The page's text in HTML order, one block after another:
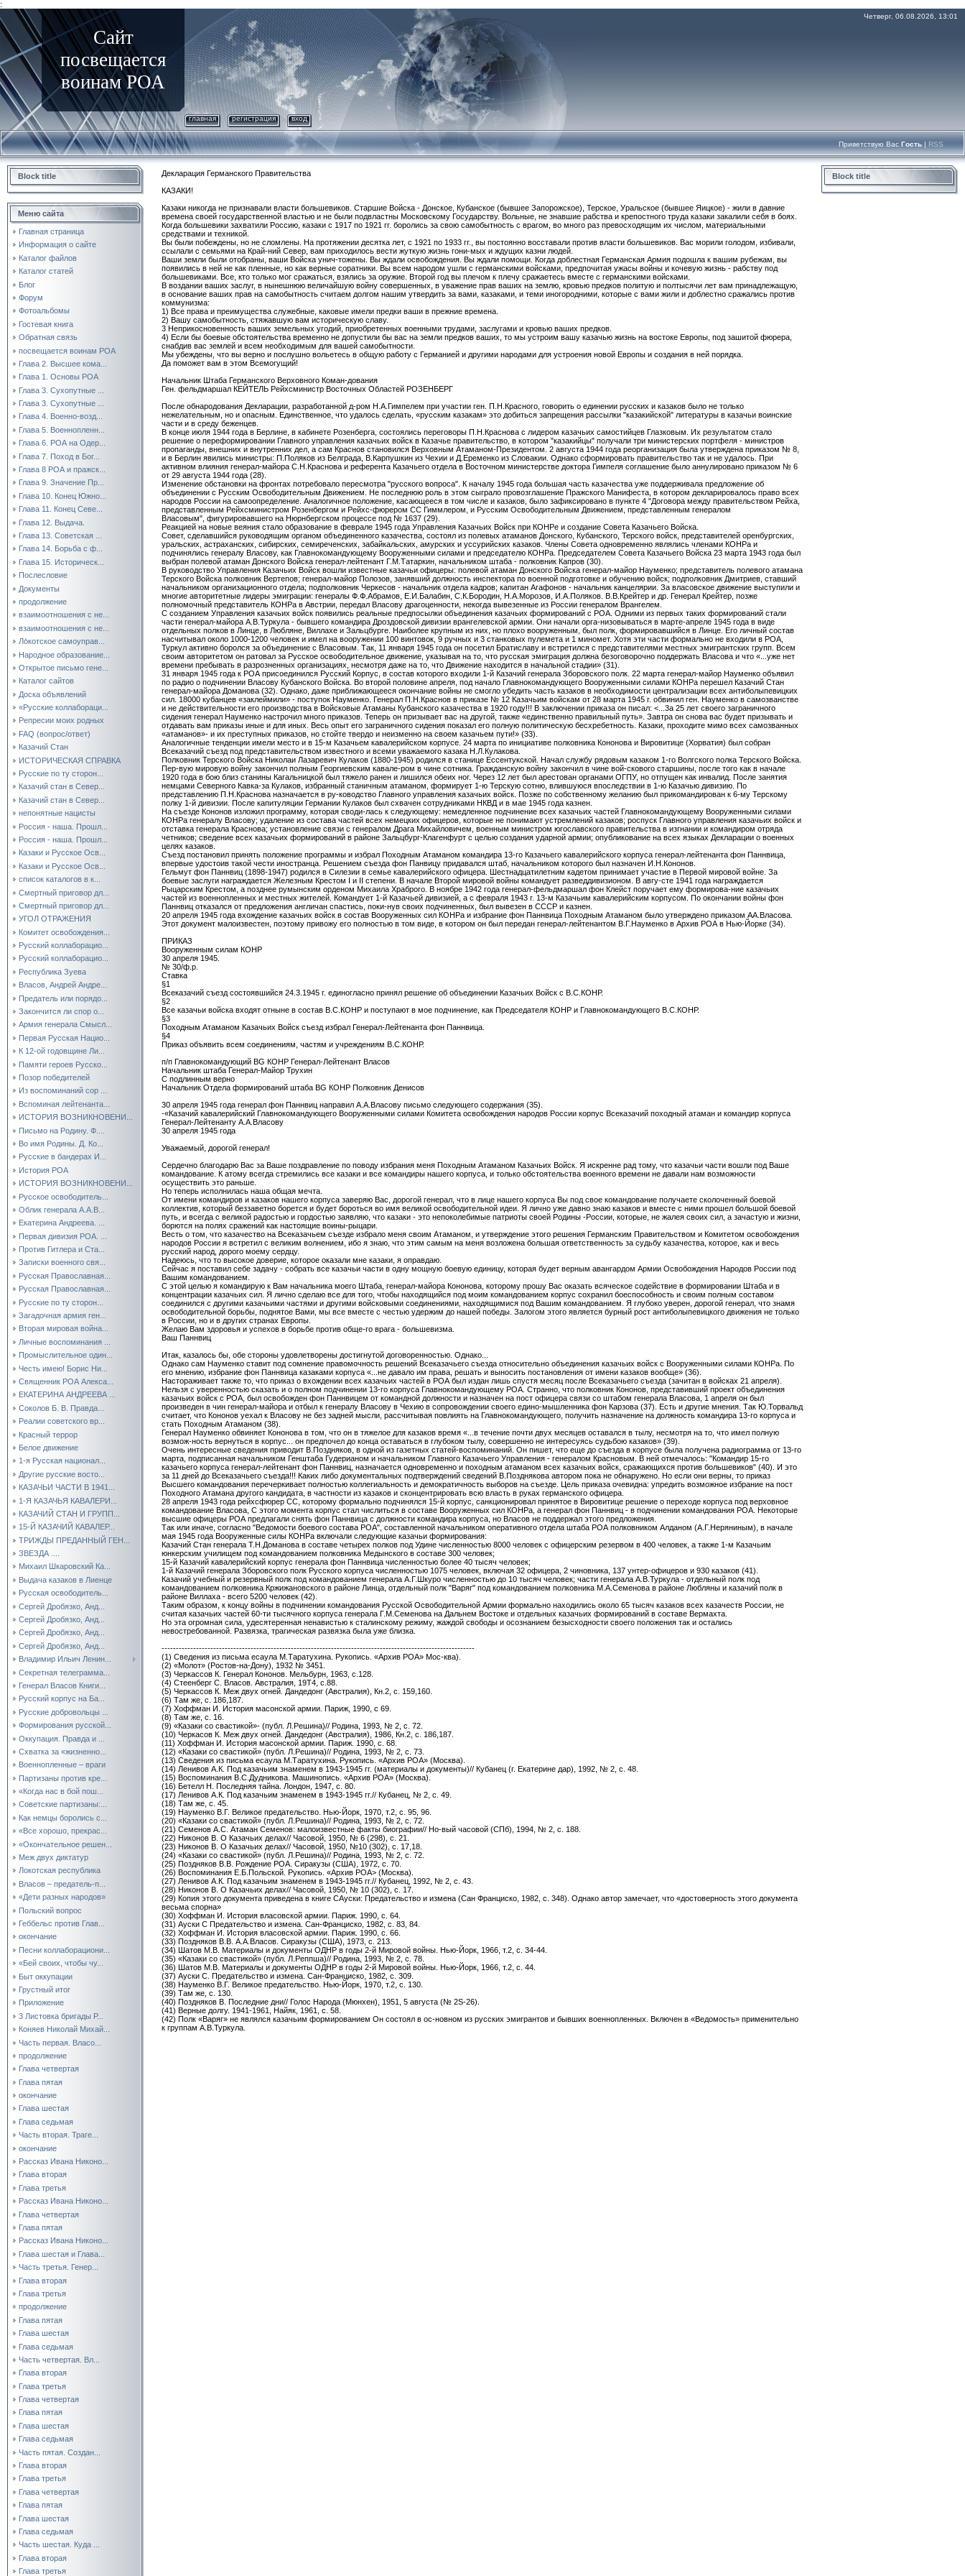
:
Сайт
посвещается
воинам РОА
Четверг, 06.08.2026, 13:01
главная регистрация вход
Приветствую Вас Гость | RSS
Block title
Меню сайта
Главная страница
Информация о сайте
Каталог файлов
Каталог статей
Блог
Форум
Фотоальбомы
Гостевая книга
Обратная связь
посвещается воинам РОА
Глава 2. Высшее кома...
Глава 1. Основы РОА
Глава 3. Сухопутные ...
Глава 3. Сухопутные ...
Глава 4. Военно-возд...
Глава 5. Военнопленн...
Глава 6. РОА на Одер...
Глава 7. Поход в Бог...
Глава 8 РОА и пражск...
Глава 9. Значение Пр...
Глава 10. Конец Южно...
Глава 11. Конец Севе...
Глава 12. Выдача.
Глава 13. Советская ...
Глава 14. Борьба с ф...
Глава 15. Историческ...
Послесловие
Документы
продолжение
взаимоотношения с не...
взаимоотношения с не...
Ло́котское самоуправ...
Народное образование...
Открытое письмо гене...
Каталог сайтов
Доска объявлений
«Русские коллабораци...
Репресии моих родных
FAQ (вопрос/ответ)
Казачий Стан
ИСТОРИЧЕСКАЯ СПРАВКА
Русские по ту сторон...
Казачий стан в Север...
Казачий стан в Север...
непонятные нацисты
Россия - наша. Прошл...
Россия - наша. Прошл...
Казаки и Русское Осв...
Казаки и Русское Осв...
список каталогов в к...
Смертный приговор дл...
Смертный приговор дл...
УГОЛ ОТРАЖЕНИЯ
Комитет освобождения...
Русский коллаборацио...
Русский коллаборацио...
Республика Зуева
Власов, Андрей Андре...
Предатель или порядо...
Закончится ли спор о...
Армия генерала Смысл...
Первая Русская Нацио...
К 12-ой годовщине Ли...
Памяти героев Русско...
Позор победителей
Из воспоминаний сор ...
Вспоминая лейтенанта...
ИСТОРИЯ ВОЗНИКНОВЕНИ...
Письмо на Родину. Ф....
Во имя Родины. Д. Ко...
Русские в бандерах И...
История РОА
ИСТОРИЯ ВОЗНИКНОВЕНИ...
Русское освободитель...
Облик генерала А.А.В...
Екатерина Андреева. ...
Первая дивизия РОА. ...
Против Гитлера и Ста...
Записки военного свя...
Русская Православная...
Русская Православная...
Русские по ту сторон...
Загадочная армия ген...
Вторая мировая война...
Личные воспоминания ...
Промыслительное один...
Честь имею! Борис Ни...
Священник РОА Алекса...
ЕКАТЕРИНА АНДРЕЕВА ...
Соколов Б. В. Правда...
Реалии советского вр...
Красный террор
Белое движение
1-я Русская национал...
Другие русские восто...
КАЗАЧЬИ ЧАСТИ В 1941...
1-Я КАЗАЧЬЯ КАВАЛЕРИ...
КАЗАЧИЙ СТАН И ГРУПП...
15-Й КАЗАЧИЙ КАВАЛЕР...
ТРИЖДЫ ПРЕДАННЫЙ ГЕН...
ЗВЕЗДА ....
Михаил Шкаровский Ка...
Выдача казаков в Лиенце
Русская освободитель...
Сергей Дробязко, Анд...
Сергей Дробязко, Анд...
Сергей Дробязко, Анд...
Сергей Дробязко, Анд...
Владимир Ильич Ленин...
Секретная телеграмма...
Генерал Власов Книги...
Русский корпус на Ба...
Русские добровольцы ...
Формирования русской...
Оккупация. Правда и ...
Схватка за «жизненно...
Военнопленные – враги
Партизаны против кре...
«Когда нас в бой пош...
Советские партизаны:...
Как немцы боролись с...
«Все хорошо, прекрас...
«Окончательное решен...
Меж двух диктатур
Локотская республика
Власов – предатель-п...
«Дети разных народов»
Польский вопрос
Геббельс против Глав...
окончание
Песни коллаборациони...
«Бей своих, чтобы чу...
Быт оккупации
Грустный итог
Приложение
3 Листовка бригады Р...
Коняев Николай Михай...
Часть первая. Власо...
продолжение
Глава четвертая
Глава пятая
окончание
Глава шестая
Глава седьмая
Часть вторая. Траге...
окончание
Рассказ Ивана Никоно...
Глава вторая
Глава третья
Рассказ Ивана Никоно...
Глава четвертая
Глава пятая
Рассказ Ивана Никоно...
Глава шестая и Глава...
Часть третья. Генер...
Глава вторая
Глава третья
продолжение
Глава пятая
Глава шестая
Глава седьмая
Часть четвертая. Вл...
Глава вторая
Глава третья
Глава четвертая
Глава пятая
Глава шестая
Глава седьмая
Часть пятая. Создан...
Глава вторая
Глава третья
Глава четвертая
Глава пятая
Глава шестая
Глава седьмая
Часть шестая. Куда ...
Глава вторая
Глава третья
Декларация Германского Правительства
КАЗАКИ!
Казаки никогда не признавали власти большевиков. Старшие Войска - Донское, Кубанское (бывшее Запорожское), Терское, Уральское (бывшее Яицкое) - жили в давние
времена своей государственной властью и не были подвластны Московскому Государству. Вольные, не знавшие рабства и крепостного труда казаки закалили себя в боях.
Когда большевики захватили Россию, казаки с 1917 по 1921 гг. боролись за свою самобытность с врагом, во много раз превосходящим их числом, материальными
средствами и техникой.
Вы были побеждены, но не сломлены. На протяжении десятка лет, с 1921 по 1933 гг., вы постоянно восставали против власти большевиков. Вас морили голодом, избивали,
ссылали с семьями на Край-ний Север, вам приходилось вести жуткую жизнь гони-мых и ждущих казни людей.
Ваши земли были отобраны, ваши Войска унич-тожены. Вы ждали освобождения. Вы ждали помощи. Когда доблестная Германская Армия подошла к вашим рубежам, вы
появились в ней не как пленные, но как верные соратники. Вы всем народом ушли с германскими войсками, предпочитая ужасы войны и кочевую жизнь - рабству под
большевиками. Все, кто только мог сражаться, взялись за оружие. Второй год вы плечом к плечу сражаетесь вместе с германскими войсками.
В воздании ваших заслуг, в нынешнюю величайшую войну совершенных, в уважение прав ваших на землю, кровью предков политую и полтысячи лет вам принадлежащую,
в основание ваших прав на самобытность считаем долгом нашим утвердить за вами, казаками, и теми иногородними, которые с вами жили и доблестно сражались против
коммунизма:
1) Все права и преимущества служебные, каковые имели предки ваши в прежние времена.
2) Вашу самобытность, стяжавшую вам историческую славу.
3 Неприкосновенность ваших земельных угодий, приобретенных военными трудами, заслугами и кровью ваших предков.
4) Если бы боевые обстоятельства временно не допустили бы вас на земли предков ваших, то мы устроим вашу казачью жизнь на востоке Европы, под зашитой фюрера,
снабдив вас землей и всем необходимым для вашей самобытности.
Мы убеждены, что вы верно и послушно вольетесь в общую работу с Германией и другими народами для устроения новой Европы и создания в ней порядка.
Да поможет вам в этом Всемогущий!
Начальник Штаба Германского Верховного Коман-дования
Ген. фельдмаршал КЕЙТЕЛЬ Рейхсминистр Восточных Областей РОЗЕНБЕРГ
После обнародования Декларации, разработанной д-ром Н.А.Гимпелем при участии ген. П.Н.Красного, говорить о единении русских и казаков было не только
нежелательным, но и опасным. Единственное, что удалось сделать, «русским казакам» это добиться запрещения рассылки "казакийской" литературы в казачьи воинские
части и в среду беженцев.
В конце июля 1944 года в Берлине, в кабинете Розенберга, состоялись переговоры П.Н.Краснова с лидером казачьих самостийцев Глазковым. Их результатом стало
решение о переформировании Главного управления казачьих войск в Казачье правительство, в котором "казакийцы" получали три министерских портфеля - министров
пропаганды, внешних и внутренних дел, а сам Краснов становился Верховным Атаманом-Президентом. 2 августа 1944 года реорганизация была утверждена приказом № 8,
и в Берлин явились министры: П.Поляков из Белграда, В.Карпушкин из Чехии и Д.Еременко из Словакии. Однако сформировать правительство так и не удалось. При
активном влияния генерал-майора С.Н.Краснова и референта Казачьего отдела в Восточном министерстве доктора Гимпеля соглашение было аннулировано приказом № 6
от 29 августа 1944 года (28).
Изменение обстановки на фронтах потребовало пересмотра "русского вопроса". К началу 1945 года большая часть казачества уже поддерживала предложение об
объединении с Русским Освободительным Движением. Не последнюю роль в этом сыграло провозглашение Пражского Манифеста, в котором декларировалось право всех
народов России на самоопределение. Аналогичное положение, касающееся в том числе и казаков, было зафиксировано в пункте 4 "Договора между правительством Рейха,
представленным Рейхсминистром Розенбергом и Рейхс-фюрером СС Гиммлером, и Русским Освободительным Движением, представленным генералом
Власовым", фигурировавшего на Нюрнбергском процессе под № 1637 (29).
Реакцией на новые веяния стало образование в феврале 1945 года Управления Казачьих Войск при КОНРе и создание Совета Казачьего Войска.
Совет, сделавшийся руководящим органом объединенного казачества, состоял из полевых атаманов Донского, Кубанского, Терского войск, представителей оренбургских,
уральских, астраханских, сибирских, семиреченских, забайкальских, амурских и уссурийских казаков. Члены Совета одновременно являлись членами КОНРа и
подчинялись генералу Власову, как Главнокомандующему Вооруженными силами и председателю КОНРа. Председателем Совета Казачьего Войска 23 марта 1943 года был
выбран полевой атаман Донского Войска генерал-лейтенант Г.М.Татаркин, начальником штаба - полковник Капров (30).
В руководство Управления Казачьих Войск вошли известные казачьи офицеры: полевой атаман Донского Войска генерал-майор Науменко; представитель полевого атамана
Терского Войска полковник Вертепов; генерал-майор Полозов, занявший должность инспектора по военной подготовке и обучению войск; подполковник Дмитриев, ставший
начальником организационного отдела; подполковник Черкесов - начальник отдела кадров; капитан Агафонов - начальник канцелярии. За власовское движение выступили и
многие авторитетные лидеры эмиграции: генералы Ф.Ф.Абрамов, Е.И.Балабин, С.К.Бородин, Н.А.Морозов, И.А.Поляков. В.В.Крейтер и др. Генерал Крейтер, позже
полномочный представитель КОНРа в Австрии, передал Власову драгоценности, некогда вывезенные из России генералом Врангелем.
С созданием Управления казачьих войск появились реальные предпосылки объединения казачьих формирований с РОА. Одними из первых таких формирований стали
части генерал-майора А.В.Туркула - бывшего командира Дроздовской дивизии врангелевской армии. Они начали орга-низовываться в марте-апреле 1945 года в виде
отдельных полков в Линце, в Любляне, Виллахе и Зальцбурге. Наиболее крупным из них, но плохо вооруженным, был полк, формировавшийся в Линце. Его личный состав
насчитывал около 1000-1200 человек и имел на вооружении 100 винтовок, 9 ручных и 3 станковых пулемета и 1 миномет. Хотя эти части формально не входили в РОА,
Туркул активно боролся за объединение с Власовым. Так, 11 января 1945 года он посетил Братиславу и встретился с представителями местных эмигрантских групп. Всем
своим авторитетом он ратовал за Русское освободительное движение, указывая на то, что русская эмиграция должна безоговорочно поддержать Власова и что «...уже нет
времени пребывать в разрозненных организациях, несмотря даже на то, что Движение находится в начальной стадии» (31).
31 января 1945 года к РОА присоединился Русский Корпус, в состав которого входили 1-й Казачий генерала Зборовского полк. 22 марта генерал-майор Науменко объявил
по радио о подчинении Власову Кубанского Войска. Во второй половине апреля, под начало Главнокомандующего Вооруженными силами КОНРа перешел Казачий Стан
генерал-майора Доманова (32). Однако, даже приближающееся окончание войны не смогло убедить часть казаков в необходимости централизации всех антиболыпевицких
сил. 18000 кубанцев «заклеймили» - поступок Науменко. Генерал П.Н.Краснов в приказе № 12 Казачьим войскам от 28 марта 1945 г. обвинил ген. Науменко в самозванстве
и не действительности его производства в Войсковые Атаманы Кубанского казачества в 1920 году!!! В заключении приказа он писал: <...3а 25 лет своего заграничного
сидения генерал Науменко настрочил много приказов. Теперь он призывает вас на другой, также «единственно правильный путь». Завтра он снова вас будет призывать и
отдавать вам приказы иные и для иных. Весь опыт его заграничного сидения показал его полную политическую бесхребетность. Казаки, проходите мимо всех самозванных
«атаманов»- и их преступных приказов, но стойте твердо и неизменно на своем казачьем пути!» (33).
Аналогичные тенденции имели место и в 15-м Казачьем кавалерийском корпусе. 24 марта по инициативе полковника Кононова и Вировитице (Хорватия) был собран
Всеказачий съезд под представительством известного и всеми уважаемого казака Н.Л.Кулакова.
Полковник Терского Войска Николаи Лазаревич Кулаков (1880-1945) родился в станице Ессентукской. Начал службу рядовым казаком 1-го Волгского полка Терского Войска.
Пер-вую мировую войну закончил полным Георгиевским кавале-ром в чине сотника. Гражданскую войну закончил в чине вой-скового старшины, после того как в начале
1920 года в бою близ станины Кагальницкой был тяжело ранен и лишился обеих ног. Через 12 лет был арестован органами ОГПУ, но отпущен как инвалид. После занятия
немцами Северного Кавка-за Кулаков, избранный станичным атаманом, формирует 1-ю Терскую сотню, влившуюся впоследствии в 1-ю Казачью дивизию. По
представлению П.Н.Краснова назначается в ру-ководство Главного управления казачьих войск. Позже по собственному желанию был прикомандирован к 6-му Терскому
полку 1-й дивизии. После капитуляции Германии Кулаков был схвачен сотрудниками НКВД и в мае 1945 года казнен.
На съезде Кононов изложил программу, которая своди-лась к следующему: немедленное подчинение всех казачьих частей Главнокомандующему Вооруженными силами
КОНРа генералу Власову; удаление из состава частей всех немецких офицеров, которые не понимают устремлений казаков; роспуск Главного управления казачьих войск и
отставка генерала Краснова; установление связи с генералом Драга Михайловичем, военным министром югославского правительства в изгнании и командиром отряда
четников; сведение всех казачьих формирований в районе Зальцбург-Клагенфурт с целью создания ударной армии; опубликование на всех языках Декларации о военных
целях казаков.
Съезд постановил принять положение программы и избрал Походным Атаманом командира 13-го Казачьего кавалерийского корпуса генерал-лейтенанта фон Паннвица,
впервые удостоив такой чести иностранца. Решением съезда фон Панвицу придавался штаб, начальником которого был назначен И.Н.Кононов.
Гельмут фон Паннвиц (1898-1947) родился в Силезии в семье кавалерийского офицера. Шестнадцатилетним кадетом принимает участие в Первой мировой войне. За
боевые заслуги награждается Железным Крестом I и II степени. В начале Второй мировой войны командует разведдивизионом. В авгу-сте 1941 года награждается
Рыцарским Крестом, а позднее румынским орденом Михаила Храброго. В ноябре 1942 года генерал-фельдмаршал фон Клейст поручает ему формирова-ние казачьих
частей из военнопленных и местных жителей. Командует 1-й Казачьей дивизией, а с февраля 1943 г. 13-м Казачьим кавалерийским корпусом. По окончании войны фон
Паннвиц отказался от предложения англичан спастись, поки-нув своих подчиненных, был вывезен в СССР и казнен.
20 апреля 1945 года вхождение казачьих войск в состав Вооруженных сил КОНРа и избрание фон Паннвица Походным Атаманом было утверждено приказом АА.Власова.
Этот документ малоизвестен, поэтому привожу его полностью в том виде, в котором он был передан генерал-лейтенантом В.Г.Науменко в Архив РОА в Нью-Йорке (34).
ПРИКАЗ
Вооруженным силам КОНР
30 апреля 1945.
№ 30/ф.р.
Ставка
§1
Всеказачий съезд состоявшийся 24.3.1945 г. единогласно принял решение об объединении Казачьих Войск с В.С.КОНР.
§2
Все казачьи войска входят отныне в состав В.С.КОНР и поступают в мое подчинение, как Председателя КОНР и Главнокомандующего В.С.КОНР.
§3
Походным Атаманом Казачьих Войск съезд избрал Генерал-Лейтенанта фон Паннвица.
§4
Приказ объявить всем соединениям, частям и учреждениям В.С.КОНР.
п/п Главнокомандующий BG КОНР Генерал-Лейтенант Власов
Начальник штаба Генерал-Майор Трухин
С подлинным верно
Начальник Отдела формирований штаба BG КОНР Полковник Денисов
30 апреля 1945 года генерал фон Паннвиц направил А.А.Власову письмо следующего содержания (35).
-«Казачий кавалерийский Главнокомандующего Вооруженными силами Комитета освобождения народов России корпус Всеказачий походный атаман и командир корпуса
Генерал-Лейтенанту А.А.Власову
30 апреля 1945 года
Уважаемый, дорогой генерал!
Сердечно благодарю Вас за Ваше поздравление по поводу избрания меня Походным Атаманом Казачьих Войск. Я искренне рад тому, что казачьи части вошли под Ваше
командование. К атому всегда стремились все казаки и все командиры нашего корпуса, и только обстоятельства военного времени не давали нам возможности
осуществить это раньше.
Но теперь исполнилась наша общая мечта.
От имени командиров и казаков нашего корпуса заверяю Вас, дорогой генерал, что в лице нашего корпуса Вы под свое командование получаете сколоченный боевой
коллектив, который беззаветно борется и будет бороться во имя великой освободительной идеи. Я лично уже давно знаю казаков и вместе с ними прошел большой боевой
путь, и всегда с великой радостью и гордостью заявляю, что казаки - это непоколебимые патриоты своей Родины -России, которые, не жалея своих сил, а зачастую и жизни,
борются на полях сражений как настоящие воины-рыцари.
Весть о том, что казачество на Всеказачьем съезде избрало меня своим Атаманом, и утверждение этого решения Германским Правительством и Комитетом освобождения
народов России я встретил с великим волнением, ибо я знаю, что этим самым на меня возложена большая ответственность за судьбу казачества, которое, как и весь
русский народ, дорого моему сердцу.
Надеюсь, что то высокое доверие, которое оказали мне казаки, я оправдаю.
Сейчас я поставил себе задачу - собрать все казачьи части в одну мощную боевую единицу, которая будет верным авангардом Армии Освобождения Народов России под
Вашим командованием.
С этой целью я командирую к Вам начальника моего Штаба, генерал-майора Кононова, которому прошу Вас оказать всяческое содействие в формировании Штаба и в
концентрации казачьих сил. Я лично сделаю все для того, чтобы находящийся под моим командованием корпус сохранил боеспособность и своим полным составом
соединился с другими казачьими частями и другими войсковыми соединениями, находящимися под Вашим командованием. Я глубоко уверен, дорогой генерал, что знамя
освободительной борьбы, поднятое Вами, мы все вместе с честью удержим до нашей победы. Залогом этого является бурный рост антиболыпевицкого движения не только
в России, но и в других странах Европы.
Желаю Вам здоровья и успехов в борьбе против обще-го врага - большевизма.
Ваш Паннвиц
Итак, казалось бы, обе стороны удовлетворены достигнутой договоренностью. Однако...
Однако сам Науменко ставит под сомнение правомочность решений Всеказачьего съезда относительно объединения казачьих войск с Вооруженными силами КОНРа. По
его мнению, избрание фон Паннвица казаками корпуса «...не давало им права, решать и выносить постановления от имени казаков вообще» (36).
Настораживает также то, что приказ о вхождении всех казачьих частей в РОА был издан лишь спустя месяц после Всеказачьего съезда (зачитан в войсках 21 апреля).
Нельзя с уверенностью сказать и о полном подчинении 13-го корпуса Главнокомандующему РОА. Странно, что полковник Кононов, представивший проект объединения
казачьих войск с РОА, был освобожден фон Паннвицем от командной должности и назначен на пост офицера связи со штабом генерала Власова, 1 апреля он был
произведен в чин генерал-майора и отбыл к генералу Власову в Чехию в сопровождении своего едино-мышленника фон Карзова (37). Есть и другие мнения. Так Ю.Торвальд
считает, что Кононов уехал к Власову не без задней мысли, рассчитывая повлиять на Главнокомандующего, получить назначение на должность командира 13-го корпуса и
стать Походным Атаманом (38).
Генерал Науменко обвиняет Кононова в том, что он в тяжелое для казаков время «...в течение почти двух месяцев оставался в тылу, несмотря на то, что имел полную
возмож-ность вернуться в корпус... он предпочел до конца оставаться в глубоком тылу, совершенно не интересуясь судьбою казаков» (39).
Очень интересные сведения приводит В.Поздняков, в одной из газетных статей-воспоминаний. Он пишет, что еще до съезда в корпусе была получена радиограмма от 13-го
марта, подписанная начальником Генштаба Гудерианом и начальником Главного Казачьего Управления - генералом Красновым. В ней отмечалось: "Командир 15-го
казачьего корпуса генерал-лейтенант фон Паннвиц, назначается одновременно и походным атаманом всех казачьих войск, сражающихся против большевиков" (40). И это
за 11 дней до Всеказачьего съезда!!! Каких либо документальных подтверждений сведений В.Позднякова автором пока не обнаружено. Но если они верны, то приказ
Высшего командования перечеркивает полностью коллегиальность и демократичность выборов на съезде. Цель приказа очевидна: упредить возможное избрание на пост
Походного Атамана другого кандидата, в частности из казаков и сконцентрировать всю власть в руках германского офицера.
28 апреля 1943 года рейхсфюрер СС, которому формально подчинялся 15-й корпус, санкционировал принятое в Вировитице решение о переходе корпуса под верховное
командование Власова, С этого момента корпус стал числиться в составе Вооруженных сил КОНРа, а генерал фон Паннвиц - в подчинении командования РОА. Некоторые
высшие офицеры РОА предлагали снять фон Паннвица с должности командира корпуса, но Власов не поддержал этого предложения.
Так или иначе, согласно "Ведомости боевого состава РОА", составленной начальником оперативного отдела штаба РОА полковником Алданом (А.Г.Неряниным), в начале
мая 1945 года Вооруженные силы КОНРа включали следующие казачьи формирования:
Казачий Стан генерала Т.Н.Доманова в составе четырех полков под Удине численностью 8000 человек с офицерским резервом в 400 человек, а также 1-м Казачьим
юнкерским училищем под командованием полковника Медынского в составе 300 человек;
15-й Казачий кавалерийский корпус генерала фон Паннвица численностью более 40 тысяч человек;
1-й Казачий генерала Зборовского полк Русского корпуса численностью 1075 человек, включая 32 офицера, 2 чиновника, 137 унтер-офицеров и 930 казаков (41).
Казачий учебный и резервный полк под командованием генерала А.Г.Шкуро численностью до 10 тысяч человек; части генерала А.В.Туркула - отдельный полк под
командованием полковника Кржижановского в районе Линца, отдельный полк "Варяг" под командованием полковника М.А.Семенова в районе Любляны и казачий полк в
районе Виллаха - всего 5200 человек (42).
Таким образом, к концу войны в подчинении командования Русской Освободительной Армии формально находились около 65 тысяч казаков всех казачеств России, не
считая казачьих частей 60-ти тысячного корпуса генерала Г.М.Семенова на Дальнем Востоке и отдельных казачьих формирований в составе Вермахта.
Но эта огромная сила, удесятеренная ненавистью к сталинскому режиму, жаждой свободы и осознанием безысходности своего положения так и остались
невостребованной. Развязка, трагическая развязка была уже близка.
-------------------------------------------------------------------------------------------------------------
(1) Сведения из письма есаула М.Таратухина. Рукопись. «Архив РОА» Мос-ква).
(2) «Молот» (Ростов-на-Дону), 1932 № 3451.
(3) Черкассов К. Генерал Кононов. Мельбурн, 1963, с.128.
(4) Стеенберг С. Власов. Австралия, 19Т4, с.88.
(5) Черкассов К. Меж двух огней. Дандедонг (Австралия), Кн.2, с. 159,160.
(6) Там же, с. 186,187.
(7) Хоффман И. История масонской армии. Париж, 1990, с 69.
(8) Там же, с. 16.
(9) «Казаки со свастикой»- (публ. Л.Решина)// Родина, 1993, № 2, с. 72.
(10) Черкасов К. Меж двух огней. Дандедонг (Австралия), 1986, Кн.2, с. 186,187.
(11) Хоффман И. История масонской армии. Париж. 1990, с. 68.
(12) «Казаки со свастикой» (публ. Л.Решина)// Родина, 1993, № 2, с. 73.
(13) Сведения из письма есаула М.Таратухина. Рукопись. «Архив РОА» (Москва).
(14) Ленивов А.К. Под казачьим знаменем в 1943-1945 гг. (материалы и документы)// Кубанец (г. Екатерине дар), 1992, № 2, с. 48.
(15) Воспоминания В.С.Дудникова. Машинопись. «Архив РОА» (Москва).
(16) Бетелл Н. Последняя тайна. Лондон, 1947, с. 80.
(17) Ленивов А.К. Под казачьим знаменем в 1943-1945 гг.// Кубанец, № 2, с. 49.
(18) Там же, с. 45.
(19) Науменко В.Г. Великое предательство. Нью-Йорк, 1970, т.2, с. 95, 96.
(20) «Казаки со свастикой» (публ. Л.Решина)// Родина, 1993, № 2, с. 72.
(21) Семенов А.С. Атаман Семенов: малоизвестные факты биографии// Но-вый часовой (СПб), 1994, № 2, с. 188.
(22) Никонов В. О Казачьих делах// Часовой, 1950, № 6 (298), с. 21.
(23) Никонов В. О Казачьих делах// Часовой, 1950, №10 (302), с. 17,18.
(24) «Казаки со свастикой» (публ. Л.Решина)// Родина, 1993, № 2, с. 72.
(25) Поздняков В.В. Рождение РОА. Сиракузы (США), 1972, с. 70.
(26) Воспоминания Е.Б.Польской. Рукопись. «Архив РОА> (Москва).
(27) Ленивов А.К. Под казачьим знаменем в 1943-1945 гг.// Кубанец, 1992, № 2, с. 43.
(28) Никонов В. О Казачьих делах// Часовой, 1950, № 10 (302), с. 17.
(29) Копия этого документа приведена в книге САуски: Предательство и измена (Сан Франциско, 1982, с. 348). Однако автор замечает, что «достоверность этого документа
весьма спорна»
(30) Хоффман И. История власовской армии. Париж. 1990, с. 64.
(31) Ауски С Предательство и измена. Сан-Франциско, 1982, с. 83, 84.
(32) Хоффман И. История власовской армии. Париж. 1990, с. 66.
(33) Поздняков В.В. А.А.Власов. Сиракузы (США), 1973, с. 213.
(34) Шатов М.В. Материалы и документы ОДНР в годы 2-й Мировой войны. Нью-Йорк, 1966, т.2, с. 34-44.
(35) «Казаки со свастикой» (публ. Л.Реппша)// Родина, 1993, № 2, с. 78.
(36) Шатов М.В. Материалы и документы ОДНР в годы 2-й Мировой войны. Нью-Йорк, 1966, т.2, с. 44.
(37) Ауски С. Предательство и измена. Сан-Франциско, 1982, с. 309.
(38) Науменко В.Г. Великое предательство. Нью-Йорк, 1970, т.2, с. 130.
(39) Там же, с. 130.
(40) Поздняков В. Последние дни// Голос Народа (Мюнхен), 1951, 5 августа (№ 2S-26).
(41) Верные долгу. 1941-1961, Найяк, 1961, с. 58.
(42) Полк «Варяг» не являлся казачьим формированием Он состоял в ос-новном из русских эмигрантов и бывших военнопленных. Включен в «Ведомость» применительно
к группам А.В.Туркула.
Block title